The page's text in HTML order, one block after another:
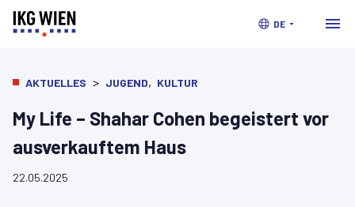
DE
AKTUELLES > JUGEND, KULTUR
My Life – Shahar Cohen begeistert vor
ausverkauftem Haus
22.05.2025